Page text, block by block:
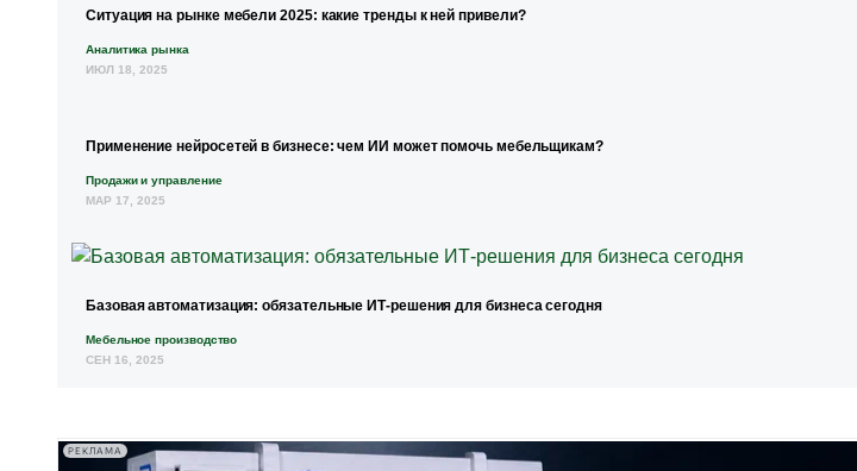
Ситуация на рынке мебели 2025: какие тренды к ней привели?
Аналитика рынка
ИЮЛ 18, 2025
Применение нейросетей в бизнесе: чем ИИ может помочь мебельщикам?
Продажи и управление
МАР 17, 2025
Базовая автоматизация: обязательные ИТ-решения для бизнеса сегодня
Мебельное производство
СЕН 16, 2025
РЕКЛАМА